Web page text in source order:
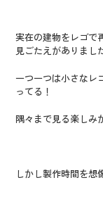
実在の建物をレゴで
見ごたえがありまし
一つ一つは小さなレ
ってる！
隅々まで見る楽しみ
しかし製作時間を